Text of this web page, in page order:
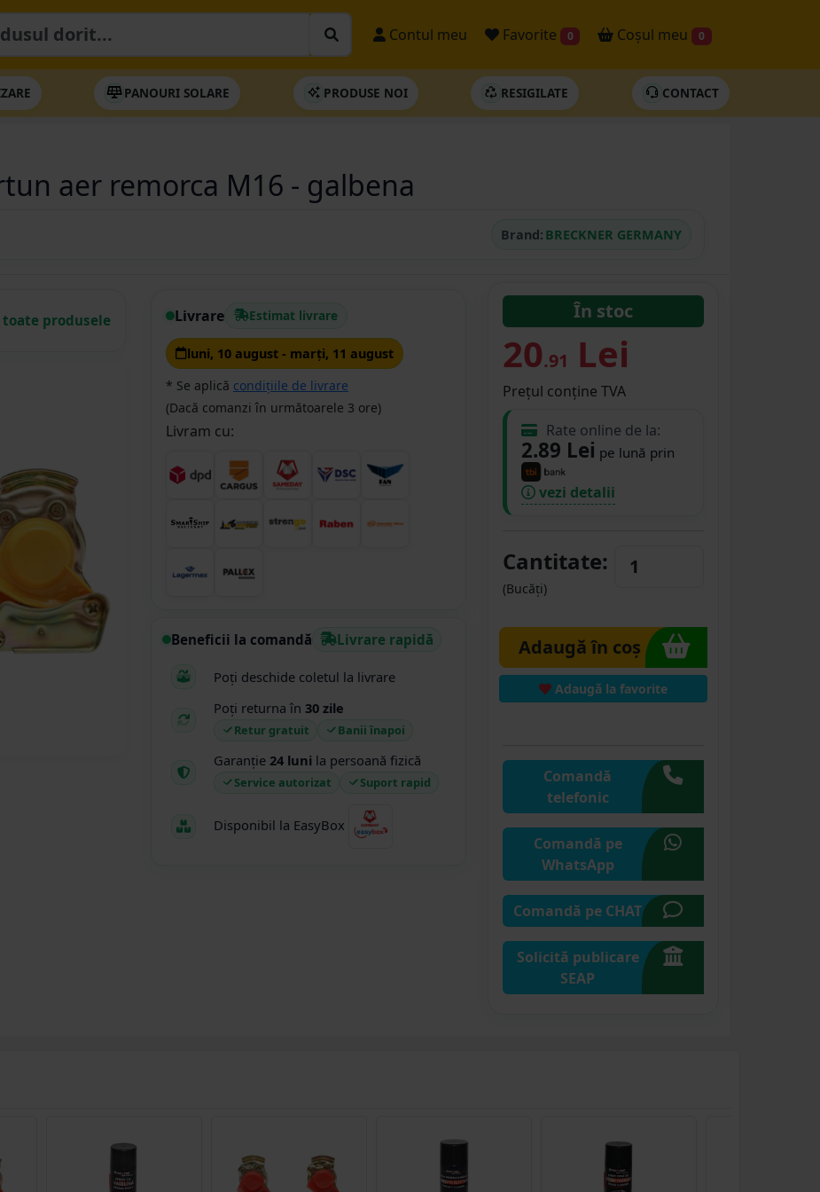
Contul meu Favorite 0 Coșul meu 0
PANOURI SOLARE PRODUSE NOI RESIGILATE CONTACT
aer remorca M16 - galbena
Brand: BRECKNER GERMANY
toate produsele Livrare Estimat livrare
luni, 10 august - marţi, 11 august
* Se aplică condițiile de livrare
(Dacă comanzi în următoarele 3 ore)
Livram cu:
Beneficii la comandă Livrare rapidă
Poți deschide coletul la livrare
Poți returna în 30 zile
Retur gratuit Banii înapoi
Garanție 24 luni la persoană fizică
Service autorizat Suport rapid
Disponibil la EasyBox
În stoc
20.91 Lei
Prețul conține TVA
Rate online de la:
2.89 Lei pe lună prin
vezi detalii
Cantitate:
(Bucăți)
Adaugă în coș
Adaugă la favorite
Comandă
telefonic
Comandă pe
WhatsApp
Comandă pe CHAT
Solicită publicare
SEAP